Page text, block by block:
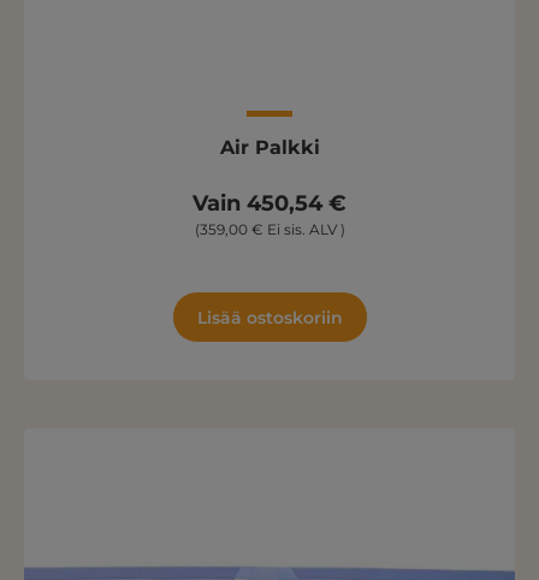
Air Palkki
Vain 450,54 €
(359,00 € Ei sis. ALV )
Lisää ostoskoriin